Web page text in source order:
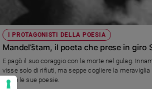
I PROTAGONISTI DELLA POESIA
Mandel’štam, il poeta che prese in giro
E pagò il suo coraggio con la morte nel gulag.
visse solo di rifiuti, ma seppe cogliere la
salvò le sue poesie.